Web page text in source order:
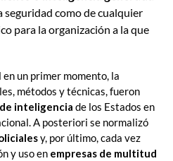
como de cualquier
para la organización a la que
un primer momento, la
métodos y técnicas, fueron
inteligencia de los Estados en
A posteriori se normalizó
y, por último, cada vez
y uso en empresas de multitud